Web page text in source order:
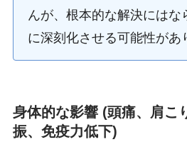
んが、根本的な解決にはな
に深刻化させる可能性があ
身体的な影響 (頭痛、肩こ
振、免疫力低下)